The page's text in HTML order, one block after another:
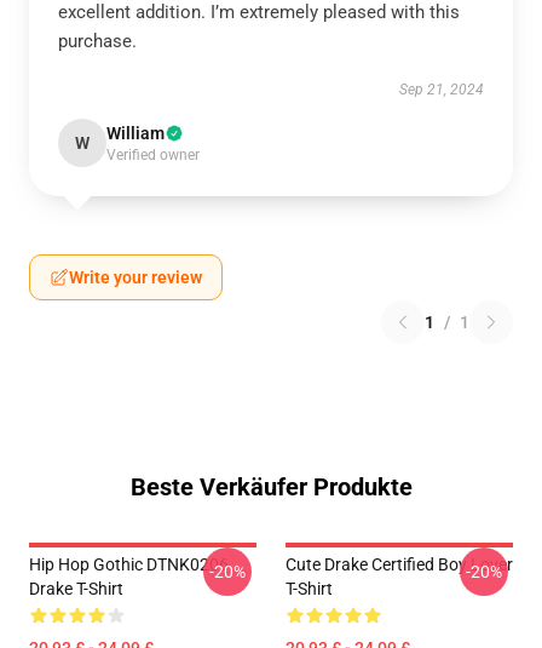
excellent addition. I’m extremely pleased with this
purchase.
Sep 21, 2024
W William
Verified owner
Write your review
1 / 1
Beste Verkäufer Produkte
Hip Hop Gothic DTNK0206
Drake T-Shirt
-20%
Cute Drake Certified Boy Lover
T-Shirt
-20%